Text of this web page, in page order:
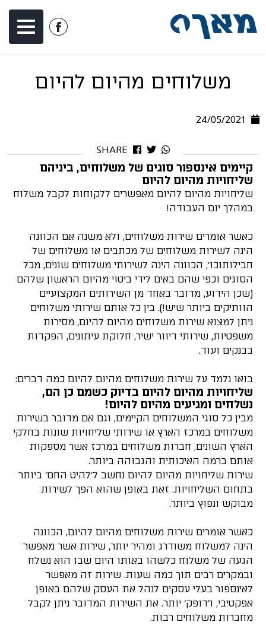
לעמוד
מאך
משלוחים מהיום להיום
24/05/2021
SHARE
קיימים אינספור סוגים של משלוחים, ביניהם
שליחויות מהיום להיום
שליחויות מהיום להיום מאפשרים ללקוחות לקבל משלוח
במהלך יום העבודה!
כאשר אומרים שירות משלוחים, ולא משנה אם הכוונה
הינה לשירות משלוחים של מכתבים או משלוחים של
חבילותוכו', הכוונה הינה לשירותי משלוחים שונים, מכל
הסוגים וכפי שהם באים לידי ביטוי מהיום הראשון שלהם
(שכן הידוע, מדובר באחד מן השירותים המקצועיים
הוותיקים ביותר שיש!). בין כל אותם שירותי משלוחים
ניתן למצוא שירות משלוחים מהיום להיום, מסירות
משפטיות, שירותי דיוור ישיר, חלוקת עיתונים, הפקדות
בבנקים ועוד.
בואו נלמד על שירות משלוחים מהיום להיום כמה דברים:
שליחויות מהיום להיום בדיוק כשמם כן הם,
נשלחים ומגיעים מהיום להיום!
מבין כל סוגי המשלוחים הקיימים, וגם אם מדובר בשירות
משלוחים במרכז הארץ או שירותי שליחויות שונות בחלקי
הארץ השונים, חברות משלוחים במרכז אשר מספקות
אותם ברמה האיכותית והגבוהה ביותר.
שירות שליחויות מהיום להיום נחשב ל'להיט החם' ביותר
בתחום השליחויות. זאת באופן שהוא הפך לשירות
מבוקש ונפוץ ביותר.
כאשר אומרים שירות משלוחים מהיום להיום, הכוונה
הינה למשלוח משודרג ומהיר יותר, שירות אשר מאפשר
הגעה של משלוח כלשהו באותו היום שבו הוא נשלח
ובמקרים רבים תוך כמה שעות. שירות זה מאפשר
לאינספור בעלי עסקים לנהל את העסק שלהם באופן
אפקטיבי, ו'דופק' יותר. את השירות המדובר ניתן לקבל
מחברות משלוחים רבות.